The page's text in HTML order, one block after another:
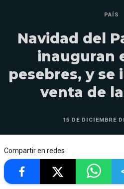
PAÍS
Navidad del
inauguran
pesebres, y se
venta de
15 DE DICIEMBRE
Compartir en redes